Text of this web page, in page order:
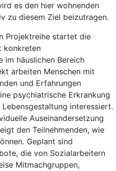
es den hier wohnenden
zu diesem Ziel beizutragen.
Projektreihe startet die
konkreten
im häuslichen Bereich
arbeiten Menschen mit
und Erfahrungen
psychiatrische Erkrankung
interessiert.
Auseinandersetzung
den Teilnehmenden, wie
Geplant sind
die von Sozialarbeitern
Mitmachgruppen,